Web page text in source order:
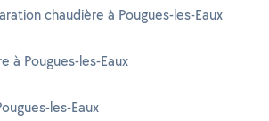
chaudière à Pougues-les-Eaux
à Pougues-les-Eaux
les-Eaux